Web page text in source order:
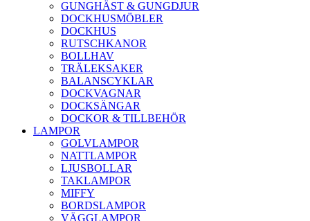
GUNGHÄST & GUNGDJUR
DOCKHUSMÖBLER
DOCKHUS
RUTSCHKANOR
BOLLHAV
TRÄLEKSAKER
BALANSCYKLAR
DOCKVAGNAR
DOCKSÄNGAR
DOCKOR & TILLBEHÖR
LAMPOR
GOLVLAMPOR
NATTLAMPOR
LJUSBOLLAR
TAKLAMPOR
MIFFY
BORDSLAMPOR
VÄGGLAMPOR